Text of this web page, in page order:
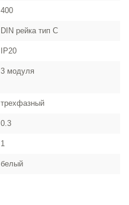
400
DIN рейка тип C
IP20
3 модуля
трехфазный
0.3
1
белый